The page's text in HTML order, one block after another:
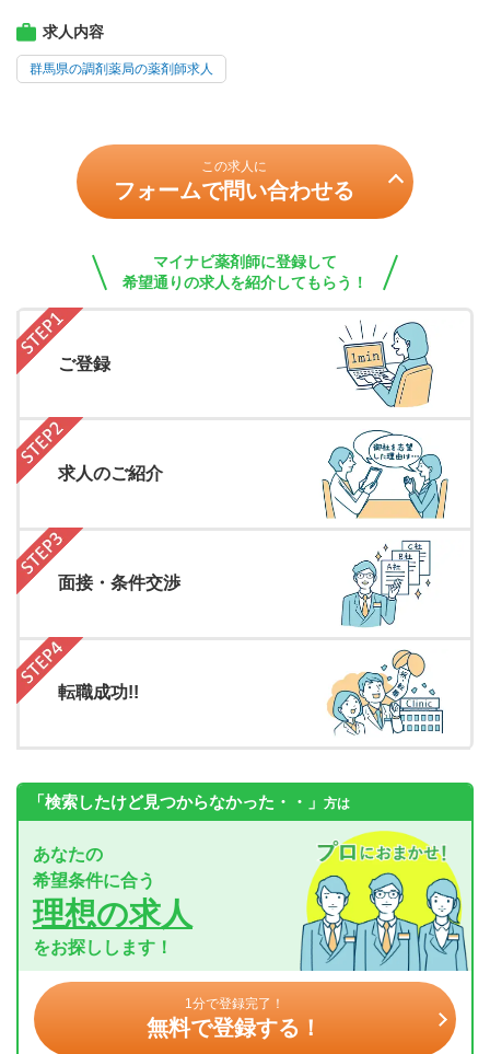
求人内容
群馬県の調剤薬局の薬剤師求人
この求人に
フォームで問い合わせる
マイナビ薬剤師に登録して
希望通りの求人を紹介してもらう！
ご登録
求人のご紹介
面接・条件交渉
転職成功!!
「検索したけど見つからなかった・・」 方は
あなたの
希望条件に合う
理想の求人
をお探しします！
1分で登録完了！
無料で登録する！